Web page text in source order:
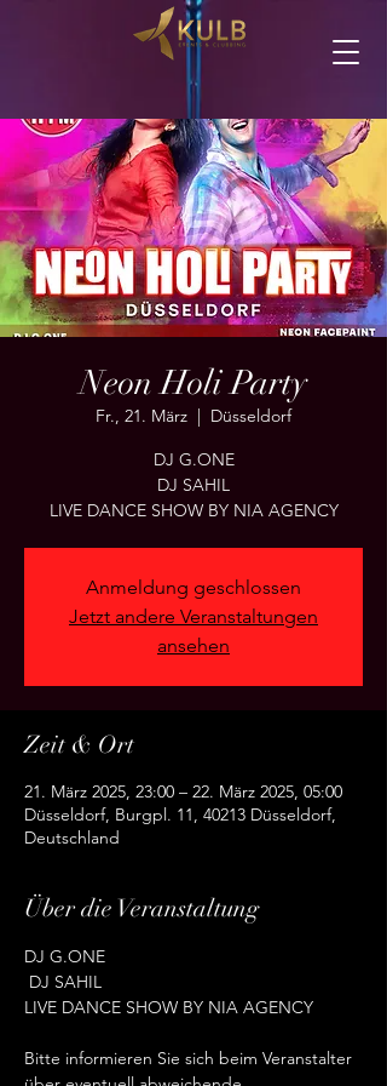
Neon Holi Party
Fr., 21. März
  |
Düsseldorf
DJ G.ONE
DJ SAHIL
LIVE DANCE SHOW BY NIA AGENCY
Anmeldung geschlossen
Jetzt andere Veranstaltungen
ansehen
Zeit & Ort
21. März 2025, 23:00 – 22. März 2025, 05:00
Düsseldorf, Burgpl. 11, 40213 Düsseldorf,
Deutschland
Über die Veranstaltung
DJ G.ONE
DJ SAHIL
LIVE DANCE SHOW BY NIA AGENCY
Bitte informieren Sie sich beim Veranstalter